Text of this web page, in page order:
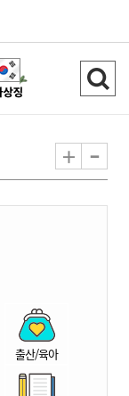
검
색
기
+ -
출산/육아